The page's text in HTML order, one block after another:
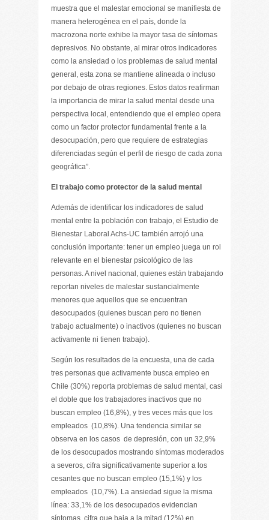
muestra que el malestar emocional se manifiesta de
manera heterogénea en el país, donde la
macrozona norte exhibe la mayor tasa de síntomas
depresivos. No obstante, al mirar otros indicadores
como la ansiedad o los problemas de salud mental
general, esta zona se mantiene alineada o incluso
por debajo de otras regiones. Estos datos reafirman
la importancia de mirar la salud mental desde una
perspectiva local, entendiendo que el empleo opera
como un factor protector fundamental frente a la
desocupación, pero que requiere de estrategias
diferenciadas según el perfil de riesgo de cada zona
geográfica”.
El trabajo como protector de la salud mental
Además de identificar los indicadores de salud
mental entre la población con trabajo, el Estudio de
Bienestar Laboral Achs-UC también arrojó una
conclusión importante: tener un empleo juega un rol
relevante en el bienestar psicológico de las
personas. A nivel nacional, quienes están trabajando
reportan niveles de malestar sustancialmente
menores que aquellos que se encuentran
desocupados (quienes buscan pero no tienen
trabajo actualmente) o inactivos (quienes no buscan
activamente ni tienen trabajo).
Según los resultados de la encuesta, una de cada
tres personas que activamente busca empleo en
Chile (30%) reporta problemas de salud mental, casi
el doble que los trabajadores inactivos que no
buscan empleo (16,8%), y tres veces más que los
empleados (10,8%). Una tendencia similar se
observa en los casos de depresión, con un 32,9%
de los desocupados mostrando síntomas moderados
a severos, cifra significativamente superior a los
cesantes que no buscan empleo (15,1%) y los
empleados (10,7%). La ansiedad sigue la misma
línea: 33,1% de los desocupados evidencian
síntomas, cifra que baja a la mitad (12%) en